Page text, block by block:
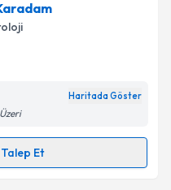
takvimi talebi
almanız için bir
ile bilgilendireceğiz.
ilişkin
verilerimin belirtilen
Haritada Göster
Et